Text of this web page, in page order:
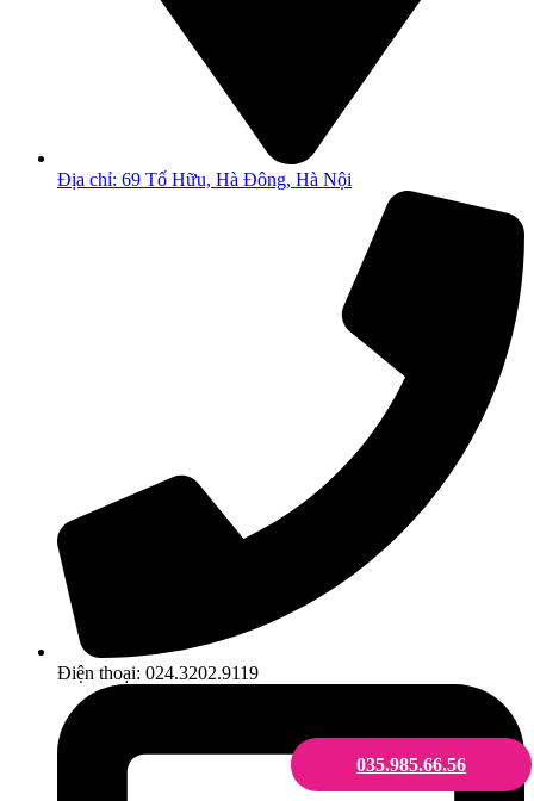
035.985.66.56
Địa chỉ: 69 Tố Hữu, Hà Đông, Hà Nội
Điện thoại: 024.3202.9119